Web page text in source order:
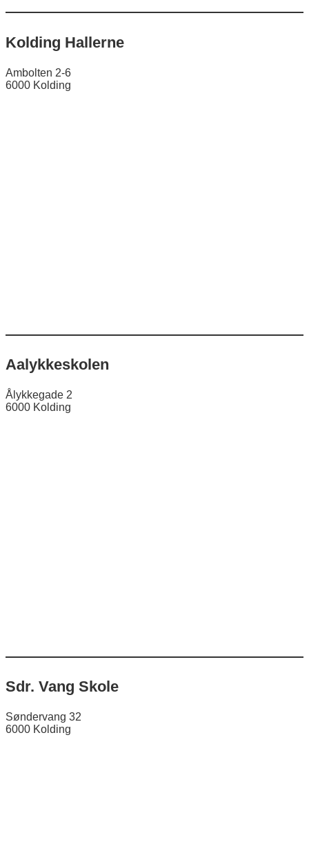
Kolding Hallerne
Ambolten 2-6
6000 Kolding
Aalykkeskolen
Ålykkegade 2
6000 Kolding
Sdr. Vang Skole
Søndervang 32
6000 Kolding